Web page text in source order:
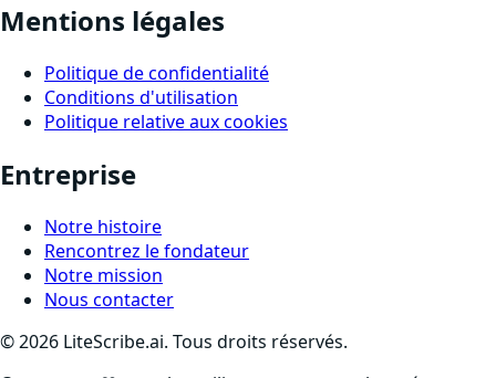
Mentions légales
Politique de confidentialité
Conditions d'utilisation
Politique relative aux cookies
Entreprise
Notre histoire
Rencontrez le fondateur
Notre mission
Nous contacter
©2026 LiteScribe.ai. Tous droits réservés.